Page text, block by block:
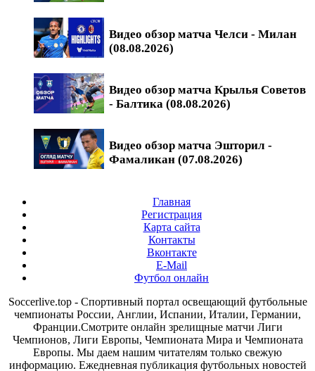
Видео обзор матча Челси - Милан
(08.08.2026)
Видео обзор матча Крылья Советов
- Балтика (08.08.2026)
Видео обзор матча Эшторил -
Фамаликан (07.08.2026)
Главная
Регистрация
Карта сайта
Контакты
Вконтакте
E-Mail
Футбол онлайн
Soccerlive.top - Спортивный портал освещающий футбольные
чемпионаты России, Англии, Испании, Италии, Германии,
Франции.Смотрите онлайн зрелищные матчи Лиги
Чемпионов, Лиги Европы, Чемпионата Мира и Чемпионата
Европы. Мы даем нашим читателям только свежую
информацию. Ежедневная публикация футбольных новостей